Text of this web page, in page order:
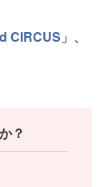
」、
？